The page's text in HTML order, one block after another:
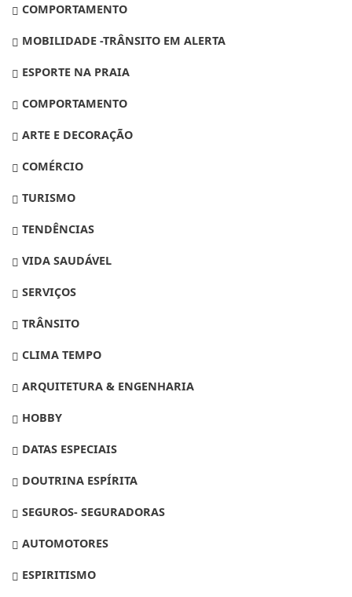
COMPORTAMENTO
MOBILIDADE -TRÂNSITO EM ALERTA
ESPORTE NA PRAIA
COMPORTAMENTO
ARTE E DECORAÇÃO
COMÉRCIO
TURISMO
TENDÊNCIAS
VIDA SAUDÁVEL
SERVIÇOS
TRÂNSITO
CLIMA TEMPO
ARQUITETURA & ENGENHARIA
HOBBY
DATAS ESPECIAIS
DOUTRINA ESPÍRITA
SEGUROS- SEGURADORAS
AUTOMOTORES
ESPIRITISMO